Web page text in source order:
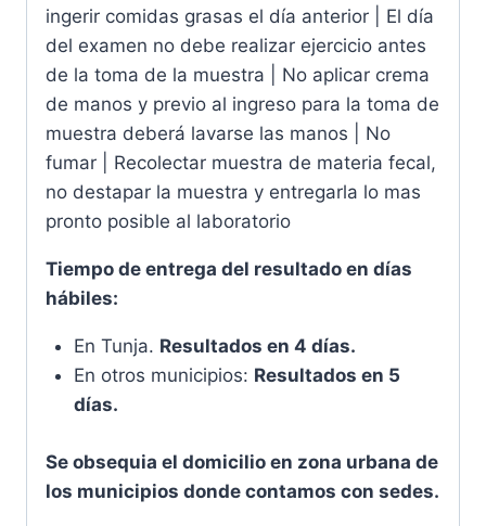
ingerir comidas grasas el día anterior | El día
del examen no debe realizar ejercicio antes
de la toma de la muestra | No aplicar crema
de manos y previo al ingreso para la toma de
muestra deberá lavarse las manos | No
fumar | Recolectar muestra de materia fecal,
no destapar la muestra y entregarla lo mas
pronto posible al laboratorio
Tiempo de entrega del resultado en días
hábiles:
En Tunja. Resultados en 4 días.
En otros municipios: Resultados en 5
días.
Se obsequia el domicilio en zona urbana de
los municipios donde contamos con sedes.